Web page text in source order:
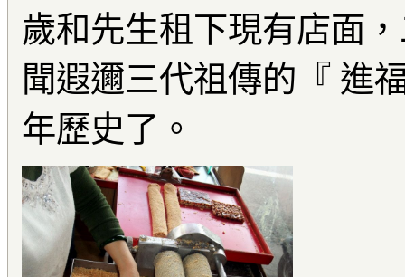
歲和先生租下現有店面
聞遐邇三代祖傳的『 進
年歷史了。